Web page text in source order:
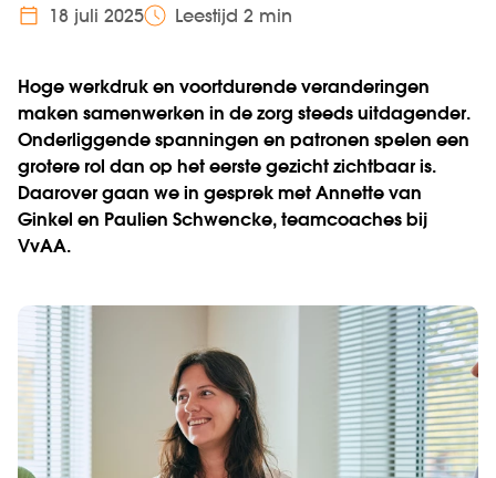
18 juli 2025 Leestijd 2 min
Hoge werkdruk en voortdurende veranderingen
maken samenwerken in de zorg steeds uitdagender.
Onderliggende spanningen en patronen spelen een
grotere rol dan op het eerste gezicht zichtbaar is.
Daarover gaan we in gesprek met Annette van
Ginkel en Paulien Schwencke, teamcoaches bij
VvAA.